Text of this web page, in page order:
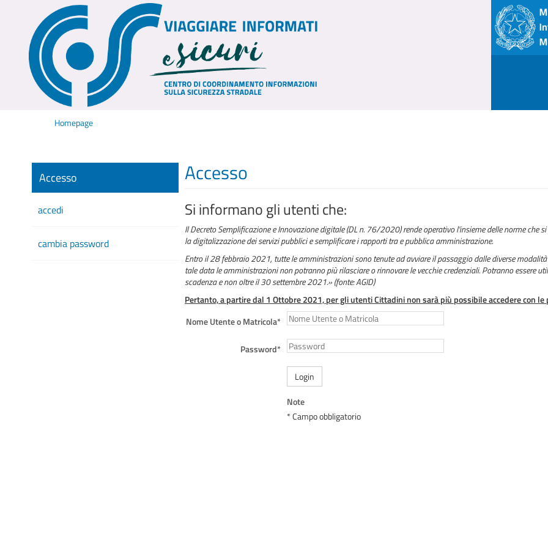
Homepage
Accesso
accedi
cambia password
Accesso
Si informano gli utenti che:
Il Decreto Semplificazione e Innovazione digitale (DL n. 76/2020) rende operativo l'insieme delle norme che
la digitalizzazione dei servizi pubblici e semplificare i rapporti tra e pubblica amministrazione.
Entro il 28 febbraio 2021, tutte le amministrazioni sono tenute ad avviare il passaggio dalle diverse
tale data le amministrazioni non potranno più rilasciare o rinnovare le vecchie credenziali. Potranno essere
scadenza e non oltre il 30 settembre 2021.» (fonte: AGID)
Pertanto, a partire dal 1 Ottobre 2021, per gli utenti Cittadini non sarà più possibile accedere con
Nome Utente o Matricola*
Password*
Login
Note
* Campo obbligatorio